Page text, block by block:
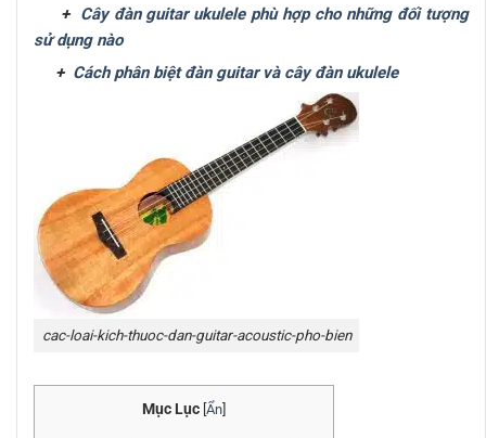
+ Cây đàn guitar ukulele phù hợp cho những đối tượng
sử dụng nào
+ Cách phân biệt đàn guitar và cây đàn ukulele
cac-loai-kich-thuoc-dan-guitar-acoustic-pho-bien
Mục Lục Ẩn